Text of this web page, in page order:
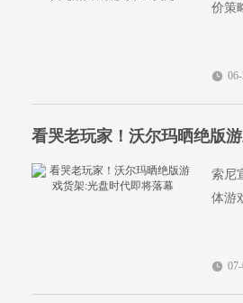
价策
看哭老玩家！沃尔玛晒绝版
索尼
体游